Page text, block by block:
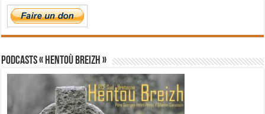
PODCASTS « Hentoù Breizh »